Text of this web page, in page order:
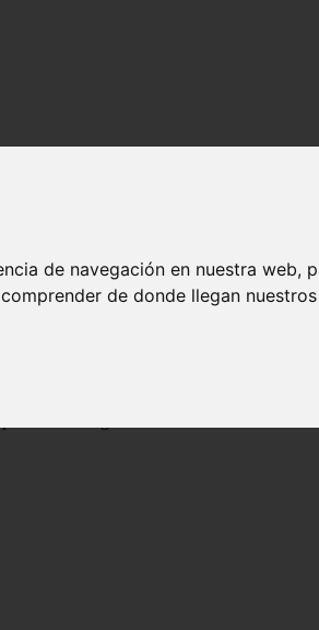
de navegación en nuestra web,
de donde llegan
de Hogwarts.